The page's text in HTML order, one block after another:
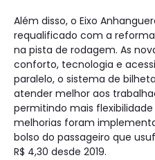
Além disso, o Eixo
requalificado com a
na pista de rodagem. As
conforto, tecnologia e
paralelo, o sistema de
atender melhor aos
permitindo mais
melhorias foram
bolso do passageiro que
R$ 4,30 desde 2019.